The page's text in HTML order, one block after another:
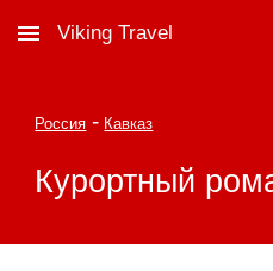
Skip to main content
Viking Travel
Россия - Кавказ
Курортный